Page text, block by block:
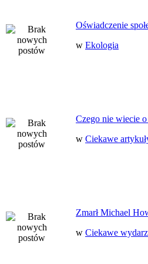
Oświadczenie
w Ekologia
Czego nie wiecie
w Ciekawe
Zmarł Michael
w Ciekawe